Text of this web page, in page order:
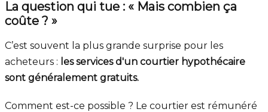
La question qui tue : « Mais combien ça
coûte ? »
C’est souvent la plus grande surprise pour les
acheteurs : les services d'un courtier hypothécaire
sont généralement gratuits.
Comment est-ce possible ? Le courtier est rémunéré